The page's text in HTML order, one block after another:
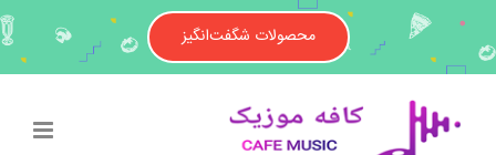
content
محصولات شگفت‌انگیز